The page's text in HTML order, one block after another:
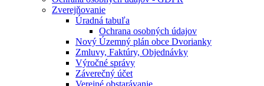
Zverejňovanie
Úradná tabuľa
Ochrana osobných údajov
Nový Územný plán obce Dvorianky
Zmluvy, Faktúry, Objednávky
Výročné správy
Záverečný účet
Verejné obstarávanie